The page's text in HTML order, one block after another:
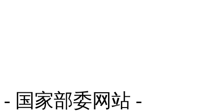
- 国家部委网站 -